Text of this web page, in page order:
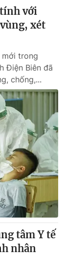
với
xét
mới trong
Điện Biên đã
chống,...
tâm Y tế
nhân